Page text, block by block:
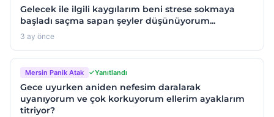
Gelecek ile ilgili kaygılarım beni strese sokmaya
başladı saçma sapan şeyler düşünüyorum...
3 ay önce
Mersin Panik Atak Yanıtlandı
Gece uyurken aniden nefesim daralarak
uyanıyorum ve çok korkuyorum ellerim ayaklarım
titriyor?